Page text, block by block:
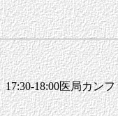
18:00医局カン